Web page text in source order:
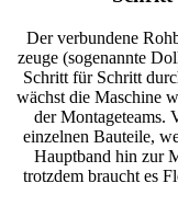
Der verbun­dene
zeuge (soge­nannte
Schritt für Schritt
wächst die Maschine
der Monta­ge­teams.
einzelnen Bauteile,
Haupt­band hin zur
trotzdem braucht es